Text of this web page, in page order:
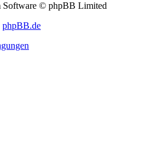
Software © phpBB Limited
phpBB.de